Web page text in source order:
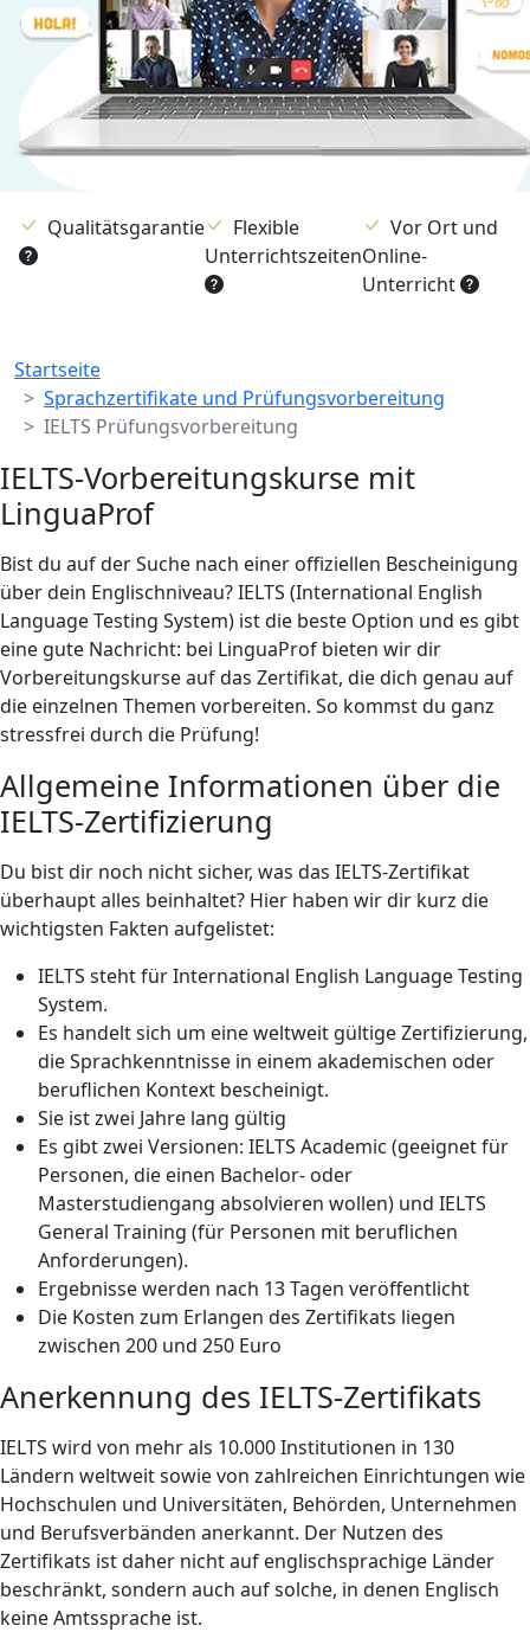
Qualitätsgarantie
Flexible
Unterrichtszeiten
Vor Ort und
Online-
Unterricht
Breadcrumb
Startseite
Sprachzertifikate und Prüfungsvorbereitung
IELTS Prüfungsvorbereitung
IELTS-Vorbereitungskurse mit
LinguaProf
Bist du auf der Suche nach einer offiziellen Bescheinigung
über dein Englischniveau? IELTS (International English
Language Testing System) ist die beste Option und es gibt
eine gute Nachricht: bei LinguaProf bieten wir dir
Vorbereitungskurse auf das Zertifikat, die dich genau auf
die einzelnen Themen vorbereiten. So kommst du ganz
stressfrei durch die Prüfung!
Allgemeine Informationen über die
IELTS-Zertifizierung
Du bist dir noch nicht sicher, was das IELTS-Zertifikat
überhaupt alles beinhaltet? Hier haben wir dir kurz die
wichtigsten Fakten aufgelistet:
IELTS steht für International English Language Testing
System.
Es handelt sich um eine weltweit gültige Zertifizierung,
die Sprachkenntnisse in einem akademischen oder
beruflichen Kontext bescheinigt.
Sie ist zwei Jahre lang gültig
Es gibt zwei Versionen: IELTS Academic (geeignet für
Personen, die einen Bachelor- oder
Masterstudiengang absolvieren wollen) und IELTS
General Training (für Personen mit beruflichen
Anforderungen).
Ergebnisse werden nach 13 Tagen veröffentlicht
Die Kosten zum Erlangen des Zertifikats liegen
zwischen 200 und 250 Euro
Anerkennung des IELTS-Zertifikats
IELTS wird von mehr als 10.000 Institutionen in 130
Ländern weltweit sowie von zahlreichen Einrichtungen wie
Hochschulen und Universitäten, Behörden, Unternehmen
und Berufsverbänden anerkannt. Der Nutzen des
Zertifikats ist daher nicht auf englischsprachige Länder
beschränkt, sondern auch auf solche, in denen Englisch
keine Amtssprache ist.